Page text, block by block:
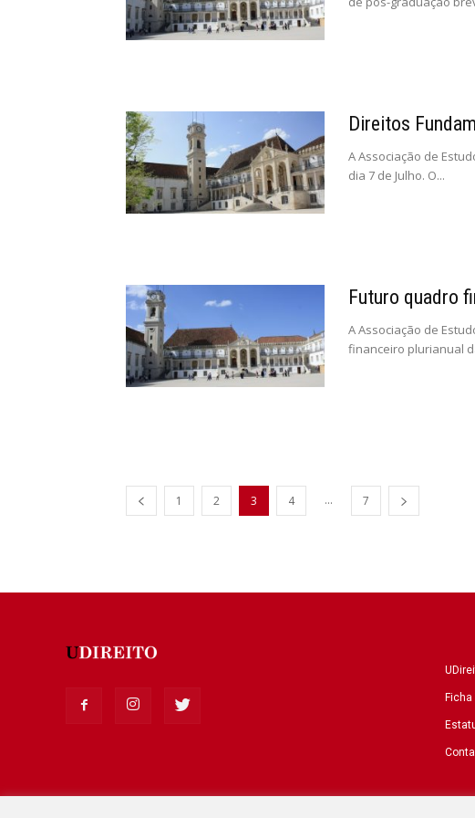
Direitos
A Associação de
dia 7 de Julho. O...
Futuro quadro
A Associação de
financeiro plurianual
1 2 3 4 ... 7